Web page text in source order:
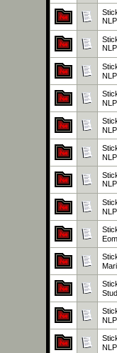
NLP
NLP
NLP
NLP
NLP
NLP
NLP
NLP
NLP
NLP